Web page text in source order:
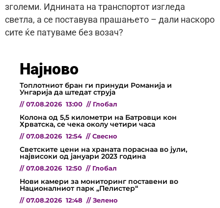
зголеми. Иднината на транспортот изгледа
светла, а се поставува прашањето – дали наскоро
сите ќе патуваме без возач?
Најново
Топлотниот бран ги принуди Романија и
Унгарија да штедат струја
// 07.08.2026 13:00 // Глобал
Колона од 5,5 километри на Батровци кон
Хрватска, се чека околу четири часа
// 07.08.2026 12:54 // Свесно
Светските цени на храната пораснаа во јули,
највисоки од јануари 2023 година
// 07.08.2026 12:50 // Глобал
Нови камери за мониторинг поставени во
Националниот парк „Пелистер“
// 07.08.2026 12:48 // Зелено